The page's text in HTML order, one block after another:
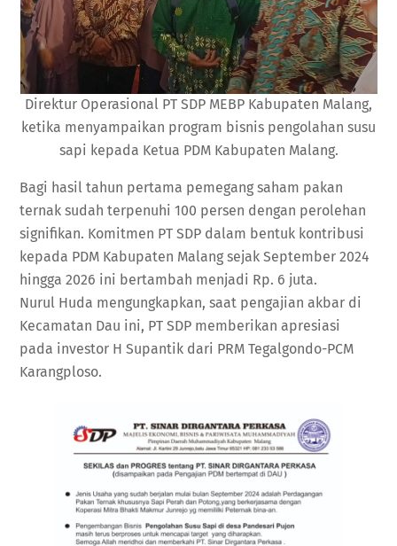
Direktur Operasional PT SDP MEBP Kabupaten Malang,
ketika menyampaikan program bisnis pengolahan susu
sapi kepada Ketua PDM Kabupaten Malang.
Bagi hasil tahun pertama pemegang saham pakan
ternak sudah terpenuhi 100 persen dengan perolehan
signifikan. Komitmen PT SDP dalam bentuk kontribusi
kepada PDM Kabupaten Malang sejak September 2024
hingga 2026 ini bertambah menjadi Rp. 6 juta.
Nurul Huda mengungkapkan, saat pengajian akbar di
Kecamatan Dau ini, PT SDP memberikan apresiasi
pada investor H Supantik dari PRM Tegalgondo-PCM
Karangploso.